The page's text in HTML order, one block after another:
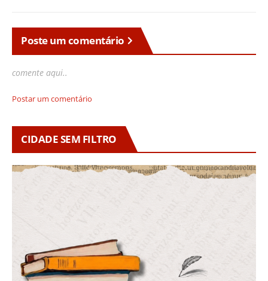
Poste um comentário
comente aqui..
Postar um comentário
CIDADE SEM FILTRO